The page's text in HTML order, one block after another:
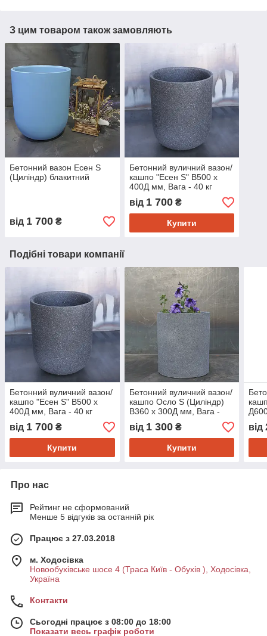
З цим товаром також замовляють
Бетонний вазон Есен S
(Циліндр) блакитний
від 1 700 ₴
Бетонний вуличний вазон/
кашпо "Есен S" В500 x
400Д мм, Вага - 40 кг
Об'єм - 30 л. ( чорний )
від 1 700₴
Купити
Подібні товари компанії
Бетонний вуличний вазон/
кашпо "Есен S" В500 x
400Д мм, Вага - 40 кг
від 1 700 ₴
Купити
Бетонний вуличний вазон/
кашпо Осло S (Циліндр)
В360 x 300Д мм, Вага -
від 1 300₴
Купити
від
Про нас
Рейтинг не сформований
Менше 5 відгуків за останній рік
Працює з 27.03.2018
м. Ходосівка
Новообухівське шосе 4 (Траса Київ - Обухів ), Ходосівка,
Україна
Контакти
Сьогодні працює з 08:00 до 18:00
Показати весь графік роботи